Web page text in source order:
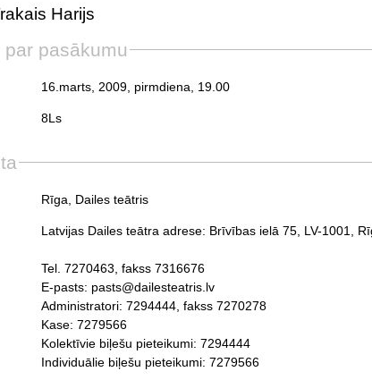
Harijs
pasākumu
16.marts, 2009, pirmdiena , 19.00
8Ls
Rīga, Dailes teātris
Latvijas Dailes teātra adrese: Brīvības ielā 75, LV-1001,
Tel. 7270463, fakss 7316676
E-pasts: pasts@dailesteatris.lv
Administratori: 7294444, fakss 7270278
Kase: 7279566
Kolektīvie biļešu pieteikumi: 7294444
Individuālie biļešu pieteikumi: 7279566